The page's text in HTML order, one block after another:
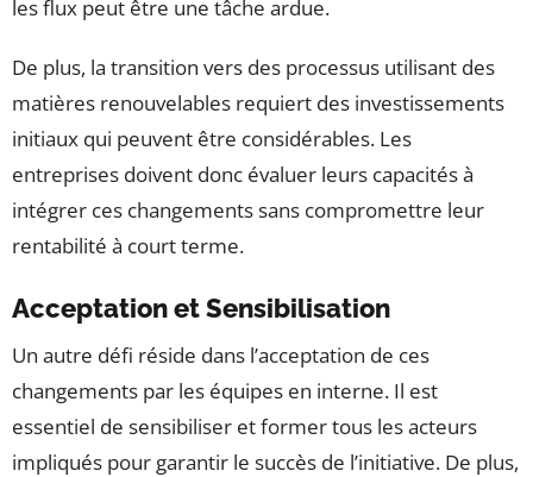
les flux peut être une tâche ardue.
De plus, la transition vers des processus utilisant des
matières renouvelables requiert des investissements
initiaux qui peuvent être considérables. Les
entreprises doivent donc évaluer leurs capacités à
intégrer ces changements sans compromettre leur
rentabilité à court terme.
Acceptation et Sensibilisation
Un autre défi réside dans l’acceptation de ces
changements par les équipes en interne. Il est
essentiel de sensibiliser et former tous les acteurs
impliqués pour garantir le succès de l’initiative. De plus,